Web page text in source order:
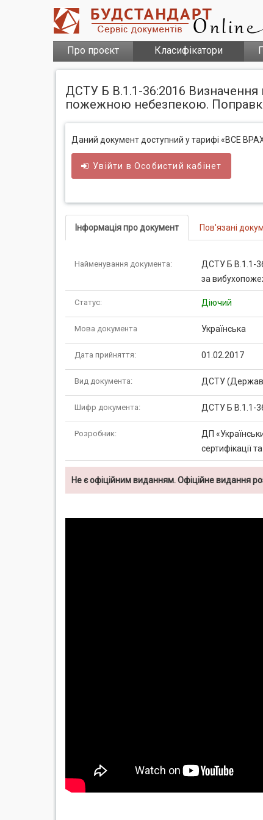
Про проєкт Класифікатори
ДСТУ Б В.1.1-36:2016 Визначення
пожежною небезпекою.
Даний документ доступний у тарифі «ВСЕ
Увійти вОсобистий кабінет
Інформація про документ Пов'язані
Найменування документа:
ДСТУ Б В.1.1-
за
Статус: Діючий
Мова документа Українська
Дата прийняття: 01.02.2017
Вид документа: ДСТУ
Шифр документа: ДСТУ Б В.1.1-
Розробник:
ДП
сертифікації
Не є офіційним виданням. Офіційне видання